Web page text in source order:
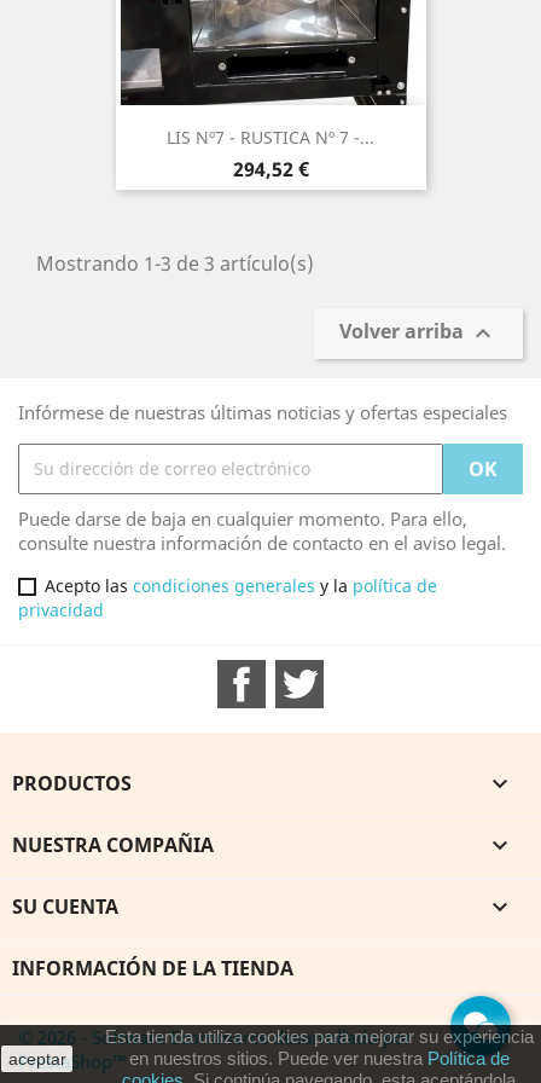
LIS Nº7 - RUSTICA Nº 7 -...
Precio
294,52 €
Mostrando 1-3 de 3 artículo(s)
Volver arriba 
Infórmese de nuestras últimas noticias y ofertas especiales
Puede darse de baja en cualquier momento. Para ello,
consulte nuestra información de contacto en el aviso legal.
Acepto las condiciones generales y la política de
privacidad
Facebook
PRODUCTOS 
NUESTRA COMPAÑIA 
SU CUENTA 
INFORMACIÓN DE LA TIENDA
aceptar
Esta tienda utiliza cookies para mejorar su experiencia
en nuestros sitios. Puede ver nuestra Política de
© 2026 - Software Ecommerce desarrollado por
PrestaShop™